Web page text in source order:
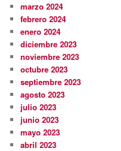
marzo 2024
febrero 2024
enero 2024
diciembre 2023
noviembre 2023
octubre 2023
septiembre 2023
agosto 2023
julio 2023
junio 2023
mayo 2023
abril 2023